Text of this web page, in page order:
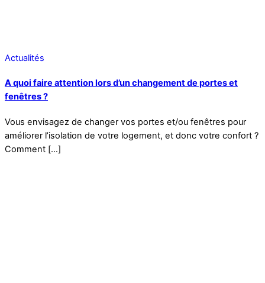
Actualités
A quoi faire attention lors d’un changement de portes et
fenêtres ?
Vous envisagez de changer vos portes et/ou fenêtres pour
améliorer l’isolation de votre logement, et donc votre confort ?
Comment […]